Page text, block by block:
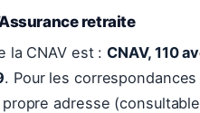
retraite
la CNAV est :CNAV, 110
. Pour les
adresse